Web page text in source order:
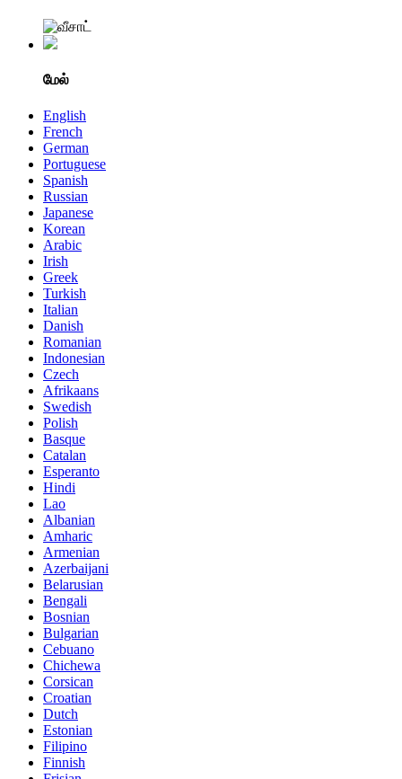
மேல்
English
French
German
Portuguese
Spanish
Russian
Japanese
Korean
Arabic
Irish
Greek
Turkish
Italian
Danish
Romanian
Indonesian
Czech
Afrikaans
Swedish
Polish
Basque
Catalan
Esperanto
Hindi
Lao
Albanian
Amharic
Armenian
Azerbaijani
Belarusian
Bengali
Bosnian
Bulgarian
Cebuano
Chichewa
Corsican
Croatian
Dutch
Estonian
Filipino
Finnish